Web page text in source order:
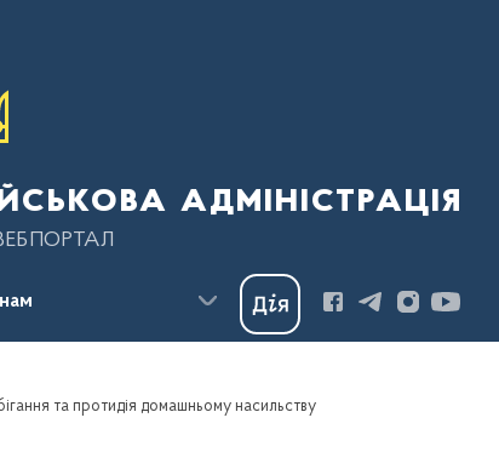
адміністрація
та протидія домашньому насильству